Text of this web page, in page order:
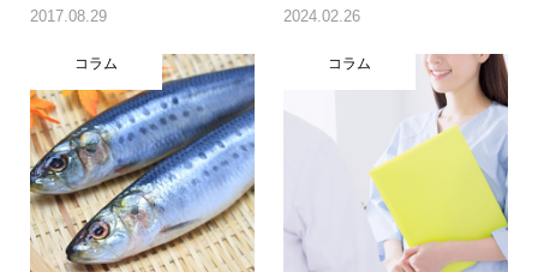
2017.08.29 2024.02.26
コラム コラム